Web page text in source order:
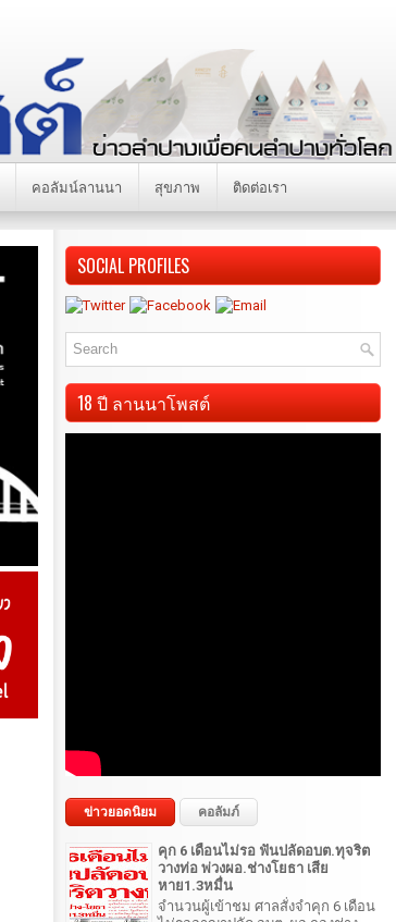
คอลัมน์ลานนา สุขภาพ ติดต่อเรา
SOCIAL PROFILES
18 ปี ลานนาโพสต์
ข่าวยอดนิยม คอลัมภ์
คุก 6 เดือนไม่รอ ฟันปลัดอบต.ทุจริต
วางท่อ พ่วงผอ.ช่างโยธา เสีย
หาย1.3หมื่น
จำนวนผู้เข้าชม ศาลสั่งจำคุก 6 เดือน